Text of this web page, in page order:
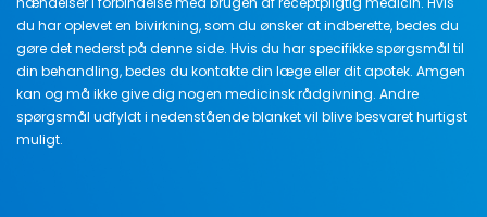
du har oplevet en bivirkning, som du ønsker at indberette, bedes du
gøre det nederst på denne side. Hvis du har specifikke spørgsmål til
din behandling, bedes du kontakte din læge eller dit apotek. Amgen
kan og må ikke give dig nogen medicinsk rådgivning. Andre
spørgsmål udfyldt i nedenstående blanket vil blive besvaret hurtigst
muligt.